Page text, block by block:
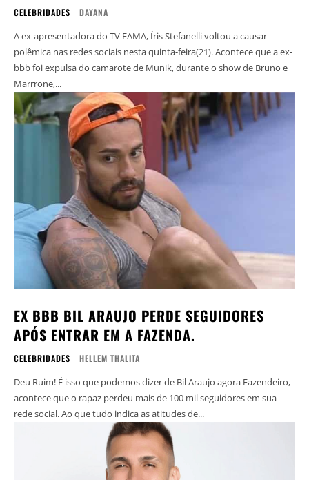
CELEBRIDADES DAYANA
A ex-apresentadora do TV FAMA, Íris Stefanelli voltou a causar
polêmica nas redes sociais nesta quinta-feira(21). Acontece que a ex-
bbb foi expulsa do camarote de Munik, durante o show de Bruno e
Marrrone,...
EX BBB BIL ARAUJO PERDE SEGUIDORES
APÓS ENTRAR EM A FAZENDA.
CELEBRIDADES HELLEM THALITA
Deu Ruim! É isso que podemos dizer de Bil Araujo agora Fazendeiro,
acontece que o rapaz perdeu mais de 100 mil seguidores em sua
rede social. Ao que tudo indica as atitudes de...